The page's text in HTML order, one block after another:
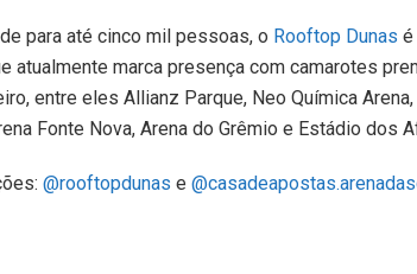
para até cinco mil pessoas, o Rooftop Dunas é
atualmente marca presença com camarotes
entre eles Allianz Parque, Neo Química
Fonte Nova, Arena do Grêmio e Estádio dos
@rooftopdunas e